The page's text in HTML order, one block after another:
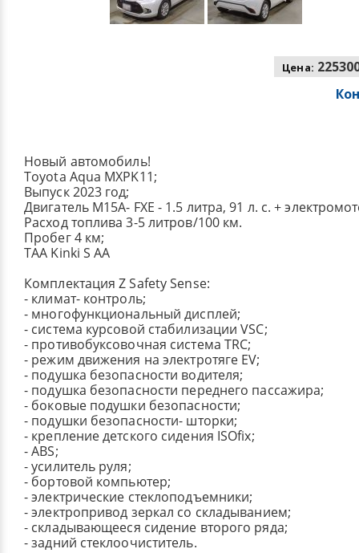
Цена:
Новый автомобиль!
Toyota Aqua MXPK11;
Выпуск 2023 год;
Двигатель M15A- FXE - 1.5 литра, 91 л. с. +
Расход топлива 3-5 литров/100 км.
Пробег 4 км;
TAA Kinki S AA
Комплектация Z Safety Sense:
- климат- контроль;
- многофункциональный дисплей;
- система курсовой стабилизации VSC;
- противобуксовочная система TRC;
- режим движения на электротяге EV;
- подушка безопасности водителя;
- подушка безопасности переднего пассажира;
- боковые подушки безопасности;
- подушки безопасности- шторки;
- крепление детского сидения ISOfix;
- ABS;
- усилитель руля;
- бортовой компьютер;
- электрические стеклоподъемники;
- электропривод зеркал со складыванием;
- складывающееся сидение второго ряда;
- задний стеклоочиститель.